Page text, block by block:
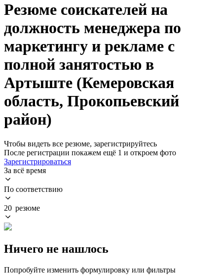
Резюме соискателей на
должность менеджера по
маркетингу и рекламе с
полной занятостью в
Артыште (Кемеровская
область, Прокопьевский
район)
Чтобы видеть все резюме, зарегистрируйтесь
После регистрации покажем ещё 1 и откроем фото
Зарегистрироваться
За всё время
По соответствию
20 резюме
Ничего не нашлось
Попробуйте изменить формулировку или фильтры